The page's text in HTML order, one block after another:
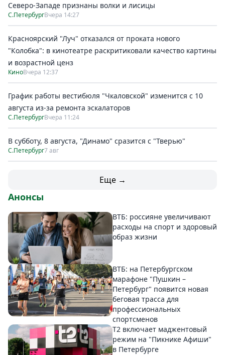
Северо-Западе признаны волки и лисицы
С.ПетербургВчера 14:27
Красноярский "Луч" отказался от проката нового
"Колобка": в кинотеатре раскритиковали качество картины
и возрастной ценз
КиноВчера 12:37
График работы вестибюля "Чкаловской" изменится с 10
августа из-за ремонта эскалаторов
С.ПетербургВчера 11:24
В субботу, 8 августа, "Динамо" сразится с "Тверью"
С.Петербург7 авг
Еще →
Анонсы
ВТБ: россияне увеличивают
расходы на спорт и здоровый
образ жизни
ВТБ: на Петербургском
марафоне "Пушкин –
Петербург" появится новая
беговая трасса для
профессиональных
спортсменов
Т2 включает маджентовый
режим на "Пикнике Афиши"
в Петербурге